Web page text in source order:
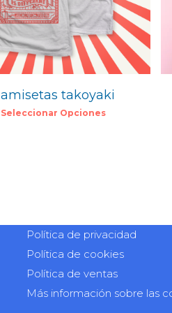
takoyaki
Seleccionar Opciones
Política de privacidad
Política de cookies
Política de ventas
Más información sobre las